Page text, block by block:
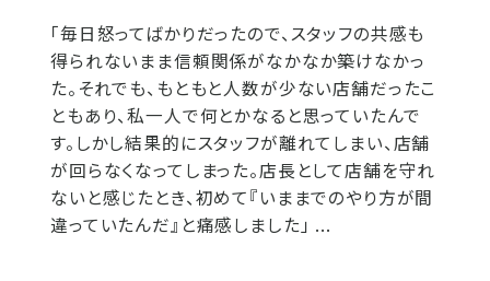
「毎日怒ってばかりだったので、スタッフの共感も
得られないまま信頼関係がなかなか築けなかっ
た。それでも、もともと人数が少ない店舗だったこ
ともあり、私一人で何とかなると思っていたんで
す。しかし結果的にスタッフが離れてしまい、店舗
が回らなくなってしまった。店長として店舗を守れ
ないと感じたとき、初めて『いままでのやり方が間
違っていたんだ』と痛感しました」 ...